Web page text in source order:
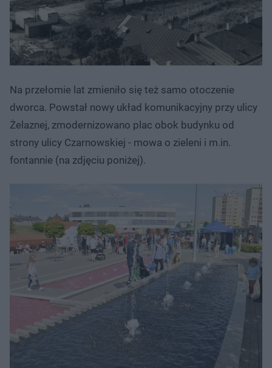
Na przełomie lat zmieniło się też samo otoczenie
dworca. Powstał nowy układ komunikacyjny przy ulicy
Żelaznej, zmodernizowano plac obok budynku od
strony ulicy Czarnowskiej - mowa o zieleni i m.in.
fontannie (na zdjęciu poniżej).